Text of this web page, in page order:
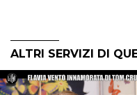
ALTRI SERVIZI DI